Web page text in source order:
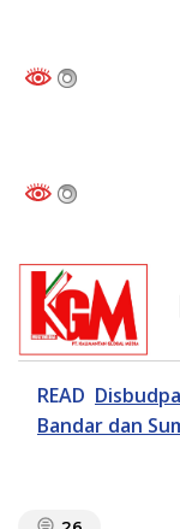
READ
Bandar dan